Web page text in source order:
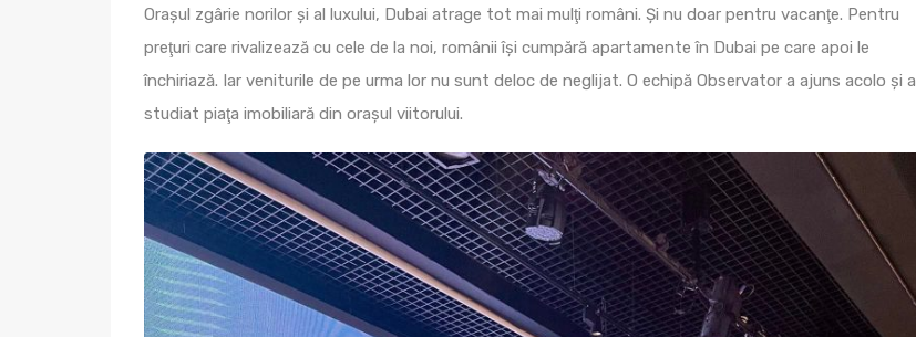
Oraşul zgârie norilor şi al luxului, Dubai atrage tot mai mulţi români. Şi nu doar pentru vacanţe. Pentru
preţuri care rivalizează cu cele de la noi, românii îşi cumpără apartamente în Dubai pe care apoi le
închiriază. Iar veniturile de pe urma lor nu sunt deloc de neglijat. O echipă Observator a ajuns acolo şi a
studiat piaţa imobiliară din oraşul viitorului.